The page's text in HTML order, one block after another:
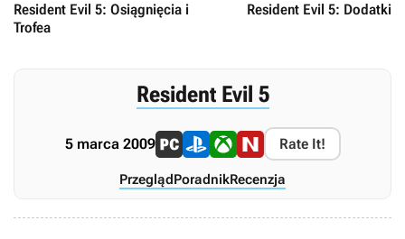
Resident Evil 5: Osiągnięcia i
Trofea
Resident Evil 5: Dodatki
Resident Evil 5
5 marca 2009 Rate It!
PrzeglądPoradnikRecenzja